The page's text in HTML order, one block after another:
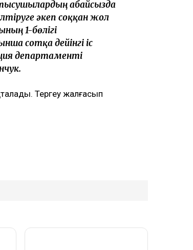
абайсызда
әкеп соққан жол
1-бөлігі
сотқа дейінгі іс
департаменті
Тергеу жалғасып